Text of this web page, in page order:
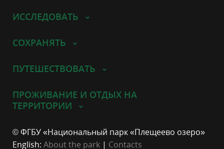
ИССЛЕДОВАТЬ
СОХРАНЯТЬ
ПУТЕШЕСТВОВАТЬ
ПРОЖИВАНИЕ И ОТДЫХ НА
ТЕРРИТОРИИ
© ФГБУ «Национальный парк «Плещеево озеро»
English: About the park | Contacts